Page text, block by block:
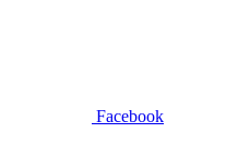
Facebook